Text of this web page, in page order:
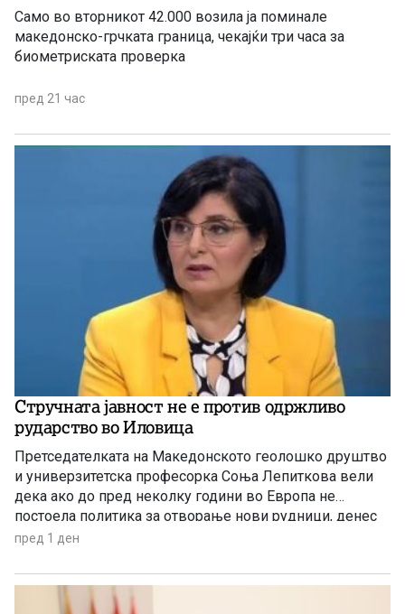
Само во вторникот 42.000 возила ја поминале
македонско-грчката граница, чекајќи три часа за
биометриската проверка
пред 21 час
Стручната јавност не е против одржливо
рударство во Иловица
Претседателката на Македонското геолошко друштво
и универзитетска професорка Соња Лепиткова вели
дека ако до пред неколку години во Европа не
постоела политика за отворање нови рудници, денес
таа политика е апсолутно сменета и листата на
пред 1 ден